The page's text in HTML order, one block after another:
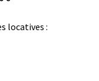
locatives :